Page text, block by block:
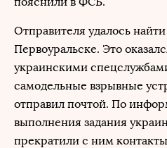
Отправителя удалось
Первоуральске. Это
украинскими
самодельные взрывные
отправил почтой. По
выполнения задания
прекратили с ним